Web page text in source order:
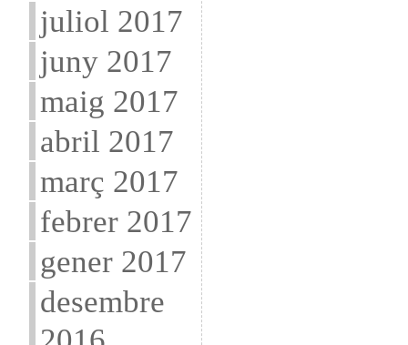
juliol 2017
juny 2017
maig 2017
abril 2017
març 2017
febrer 2017
gener 2017
desembre